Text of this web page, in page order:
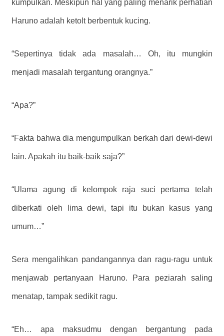
kumpulkan. Meskipun hal yang paling menarik perhatian
Haruno adalah ketolt berbentuk kucing.
“Sepertinya tidak ada masalah… Oh, itu mungkin
menjadi masalah tergantung orangnya.”
“Apa?”
“Fakta bahwa dia mengumpulkan berkah dari dewi-dewi
lain. Apakah itu baik-baik saja?”
“Ulama agung di kelompok raja suci pertama telah
diberkati oleh lima dewi, tapi itu bukan kasus yang
umum…”
Sera mengalihkan pandangannya dan ragu-ragu untuk
menjawab pertanyaan Haruno. Para peziarah saling
menatap, tampak sedikit ragu.
“Eh… apa maksudmu dengan bergantung pada